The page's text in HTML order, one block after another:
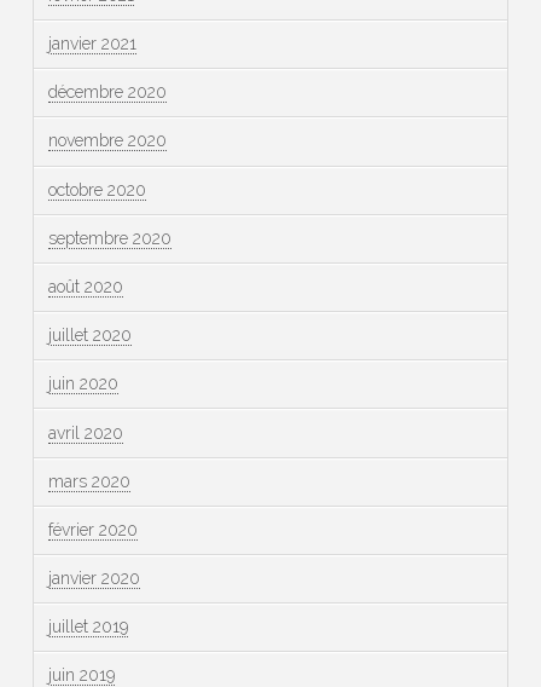
janvier 2021
décembre 2020
novembre 2020
octobre 2020
septembre 2020
août 2020
juillet 2020
juin 2020
avril 2020
mars 2020
février 2020
janvier 2020
juillet 2019
juin 2019